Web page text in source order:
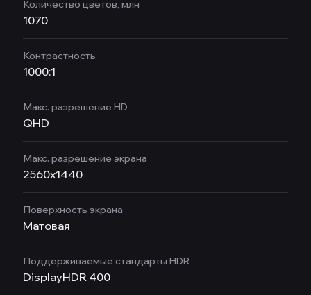
Количество цветов, млн
1070
Контрастность
1000:1
Макс. разрешение HD
QHD
Макс. разрешение экрана
2560x1440
Поверхность экрана
Матовая
Поддерживаемые стандарты HDR
DisplayHDR 400